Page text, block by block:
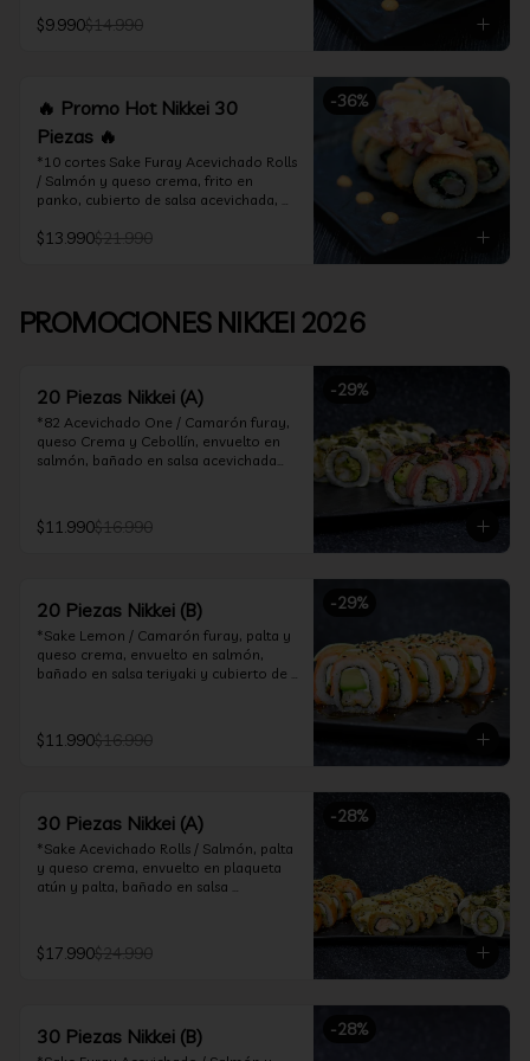
$9.990$14.990
-36%
🔥 Promo Hot Nikkei 30
Piezas 🔥
*10 cortes Sake Furay Acevichado Rolls
/ Salmón y queso crema, frito en
panko, cubierto de salsa acevichada,
*10 cortes Maguro Acevichado Rolls /
acevichado
$13.990$21.990
PROMOCIONES NIKKEI 2026
-29%
20 Piezas Nikkei (A)
*82 Acevichado One / Camarón furay,
queso Crema y Cebollín, envuelto en
salmón, bañado en salsa acevichada
y cebollin, frito en panko cubierto de
ceviche hot.
$11.990$16.990
-29%
20 Piezas Nikkei (B)
*Sake Lemon / Camarón furay, palta y
queso crema, envuelto en salmón,
bañado en salsa teriyaki y cubierto de
*Shrimp Fire Rolls /Palta y camarón
furay, envuelto en queso crema
*Incluye 2 palitos, 2 soya 30ml, 1 salsa
teriyaki 30ml
$11.990$16.990
-28%
30 Piezas Nikkei (A)
*Sake Acevichado Rolls / Salmón, palta
y queso crema, envuelto en plaqueta
atún y palta, bañado en salsa
*Shrimp Fire Rolls / Palta y camarón
furay, envuelto en queso crema
*Almond Furay / Pollo teriyaki, queso
crema y almendras tostadas, frito en
$17.990$24.990
-28%
30 Piezas Nikkei (B)